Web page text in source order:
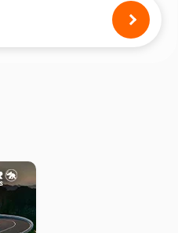
des pneus montés sur votre